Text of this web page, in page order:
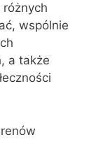
wspólnie
a także